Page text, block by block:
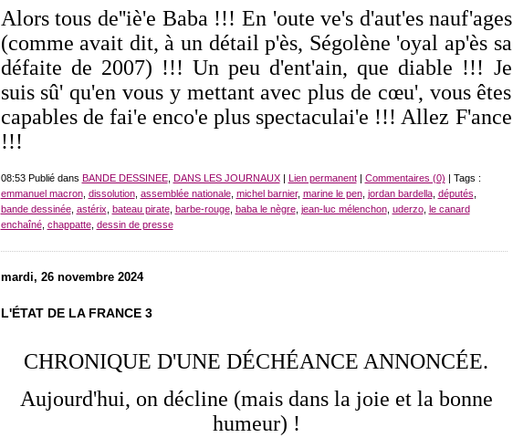
Alors tous de''iè'e Baba !!! En 'oute ve's d'aut'es nauf'ages
(comme avait dit, à un détail p'ès, Ségolène 'oyal ap'ès sa
défaite de 2007) !!! Un peu d'ent'ain, que diable !!! Je
suis sû' qu'en vous y mettant avec plus de cœu', vous êtes
capables de fai'e enco'e plus spectaculai'e !!! Allez F'ance
!!!
08:53 Publié dans BANDE DESSINEE, DANS LES JOURNAUX| Lien permanent| Commentaires (0) | Tags :
emmanuel macron, dissolution, assemblée nationale, michel barnier, marine le pen, jordan bardella, députés
bande dessinée, astérix bateau pirate, barbe-rouge, baba le nègre, jean-luc mélenchon, uderzo, le canard
enchaîné, chappatte, dessin de presse
mardi, 26 novembre 2024
L'ÉTAT DE LA FRANCE 3
CHRONIQUE D'UNE DÉCHÉANCE ANNONCÉE.
Aujourd'hui, on décline (mais dans la joie et la bonne
humeur) !